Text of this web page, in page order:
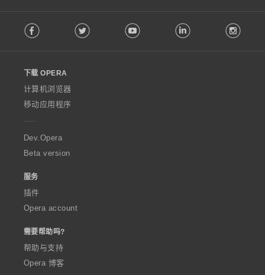
o
w
O
p
e
a
Facebook Twitter Youtube LinkedIn
下载 OPERA
计算机浏览器
移动应用程序
Dev.Opera
Beta version
服务
插件
Opera account
需要帮助吗?
帮助与支持
Opera 博客